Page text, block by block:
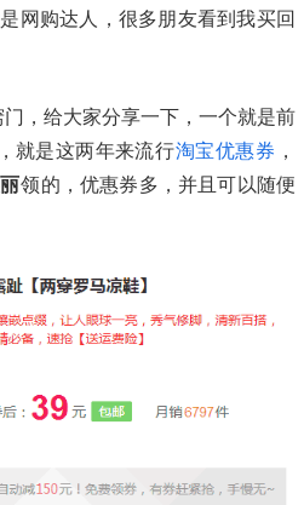
网购达人，很多朋友看到我买回
，给大家分享一下，一个就是前
就是这两年来流行淘宝优惠券 ，
领的，优惠券多，并且可以随便